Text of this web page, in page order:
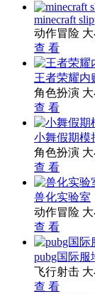
minecraft
动作冒险
查 看
王者荣耀内
角色扮演
查 看
小舞假期模
角色扮演
查 看
兽化实验室
动作冒险
查 看
pubg国际服
飞行射击
查 看